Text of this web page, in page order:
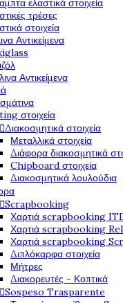
ελαστικά στοιχεία
τρέσες
στοιχεία
Αντικείμενα
Αντικείμενα
στοιχεία
Διακοσμητικά στοιχεία
Μεταλλικά στοιχεία
Διάφορα διακοσμητικά
Chipboard στοιχεία
Διακοσμητικά λουλούδια
Scrapbooking
Χαρτιά scrapbooking
Χαρτιά scrapbooking
Χαρτιά scrapbooking
Διπλόκαρφα στοιχεία
Μήτρες
Διακορευτές - Κοπτικά
Sospeso Trasparente